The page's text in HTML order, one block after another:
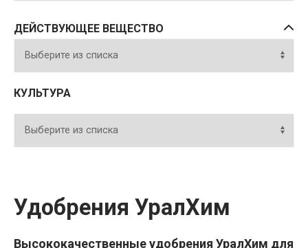
ДЕЙСТВУЮЩЕЕ ВЕЩЕСТВО
КУЛЬТУРА
Удобрения УралХим
Высококачественные удобрения УралХим для